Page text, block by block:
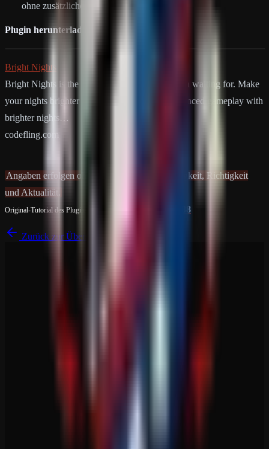
ohne zusätzliche Einrichtung.
Plugin herunterladen:
Bright Nights
Bright Nights is the plugin every player has been waiting for. Make
your nights brighter and actually playable! Enhanced gameplay with
brighter nights…
codefling.com
Angaben erfolgen ohne Gewähr auf Vollständigkeit, Richtigkeit
und Aktualität.
Original-Tutorial des Plugins Whispers88
Zurück zur Übersicht